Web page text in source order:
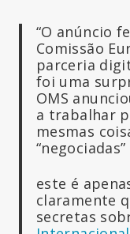
“O anúncio
Comissão
parceria
foi uma
OMS
a trabalhar
mesmas
“negociadas”
este é
claramente
secretas